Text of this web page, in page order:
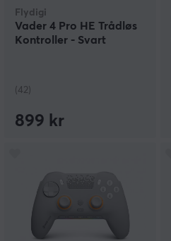
Flydigi
Vader 4 Pro HE Trådløs
Kontroller - Svart
(42)
899 kr